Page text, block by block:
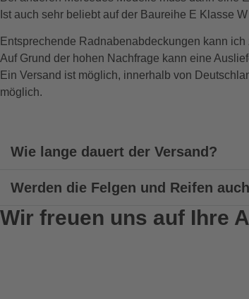
Ist auch sehr beliebt auf der Baureihe E Klasse
Entsprechende Radnabenabdeckungen kann
Auf Grund der hohen Nachfrage kann eine
Ein Versand ist möglich, innerhalb von
möglich.
Wie lange dauert der Versand?
Werden die Felgen und Reifen
Wir freuen uns auf Ihre